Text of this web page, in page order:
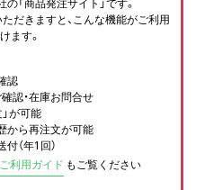
「商品発注サイト」です。
ただきますと、こんな機能がご利用
ます。
認
認・在庫お問合せ
が可能
から再注文が可能
（年1回）
利用ガイド もご覧ください